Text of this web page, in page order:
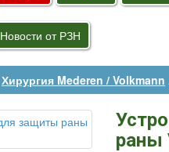
Новости от РЗН
Хирургия Mederen / Volkmann
раны